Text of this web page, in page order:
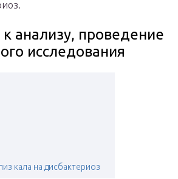
анализу, проведение
исследования
кала на дисбактериоз